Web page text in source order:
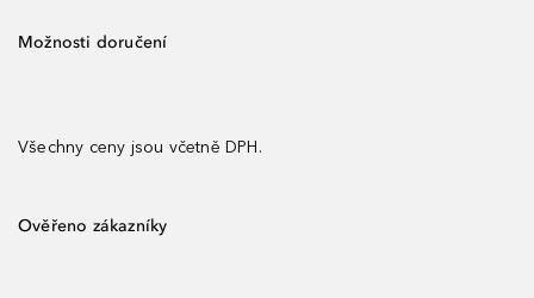
Možnosti doručení
Všechny ceny jsou včetně DPH.
Ověřeno zákazníky